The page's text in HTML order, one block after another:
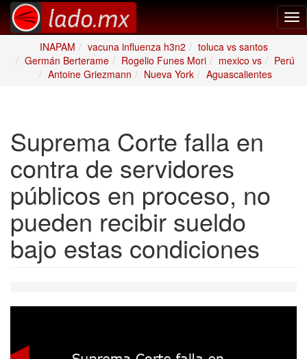
INAPAM
vacuna influenza h3n2
toluca vs santos
Germán Berterame
Rogelio Funes Mori mexico vs
Perú
Antoine Griezmann
Nueva York Aguascalientes
Suprema Corte falla en
contra de servidores
públicos en proceso, no
pueden recibir sueldo
bajo estas condiciones